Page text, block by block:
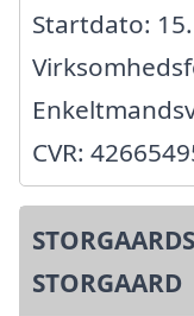
Startdato:
CVR:
STORGAARD